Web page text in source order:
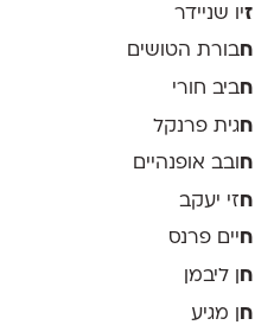
זיו שניידר
חבורת הטושים
חביב חורי
ח גית פרנקל
חובב אופנהיים
חזי יעקב
חיים פרנס
ח
ן ליבמן
ח
ן מגיע